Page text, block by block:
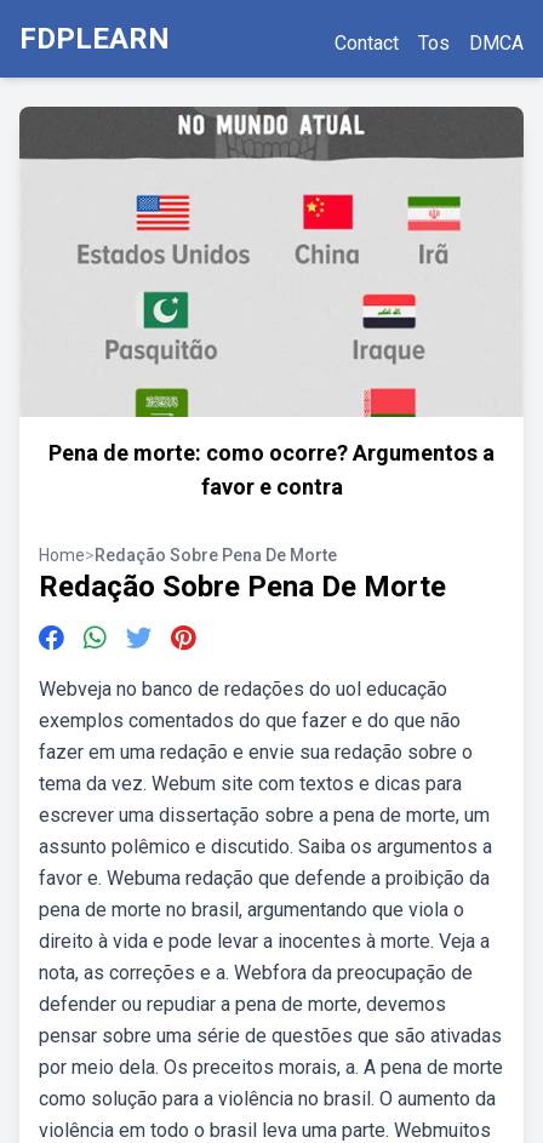
FDPLEARN Contact Tos DMCA
Pena de morte: como ocorre? Argumentos a
favor e contra
Home>Redação Sobre Pena De Morte
Redação Sobre Pena De Morte
Webveja no banco de redações do uol educação
exemplos comentados do que fazer e do que não
fazer em uma redação e envie sua redação sobre o
tema da vez. Webum site com textos e dicas para
escrever uma dissertação sobre a pena de morte, um
assunto polêmico e discutido. Saiba os argumentos a
favor e. Webuma redação que defende a proibição da
pena de morte no brasil, argumentando que viola o
direito à vida e pode levar a inocentes à morte. Veja a
nota, as correções e a. Webfora da preocupação de
defender ou repudiar a pena de morte, devemos
pensar sobre uma série de questões que são ativadas
por meio dela. Os preceitos morais, a. A pena de morte
como solução para a violência no brasil. O aumento da
violência em todo o brasil leva uma parte. Webmuitos